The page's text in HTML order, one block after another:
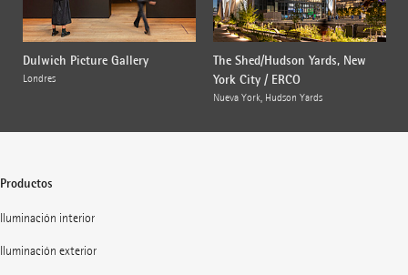
Dulwich Picture Gallery
Londres
The Shed/Hudson Yards, New
York City / ERCO
Nueva York, Hudson Yards
Productos
Iluminación interior
Iluminación exterior